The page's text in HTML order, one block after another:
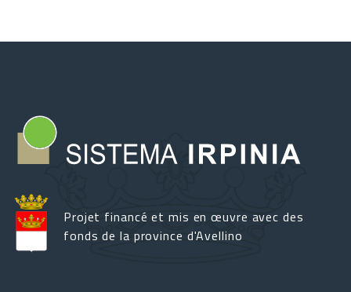
Projet financé et mis en œuvre avec des
fonds de la province d'Avellino